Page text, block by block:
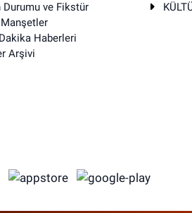
Durumu ve Fikstür
Haberleri
Arşivi